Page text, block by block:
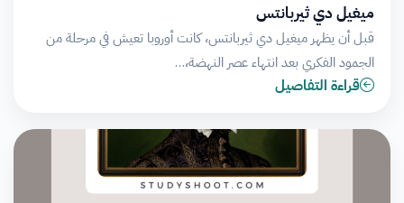
ميغيل دي ثيربانتس
قبل أن يظهر ميغيل دي ثيربانتس، كانت أوروبا تعيش في مرحلة من
الجمود الفكري بعد انتهاء عصر النهضة،…
قراءة التفاصيل